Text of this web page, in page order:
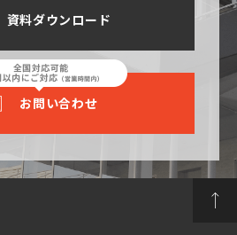
資料ダウンロード
お問い合わせ